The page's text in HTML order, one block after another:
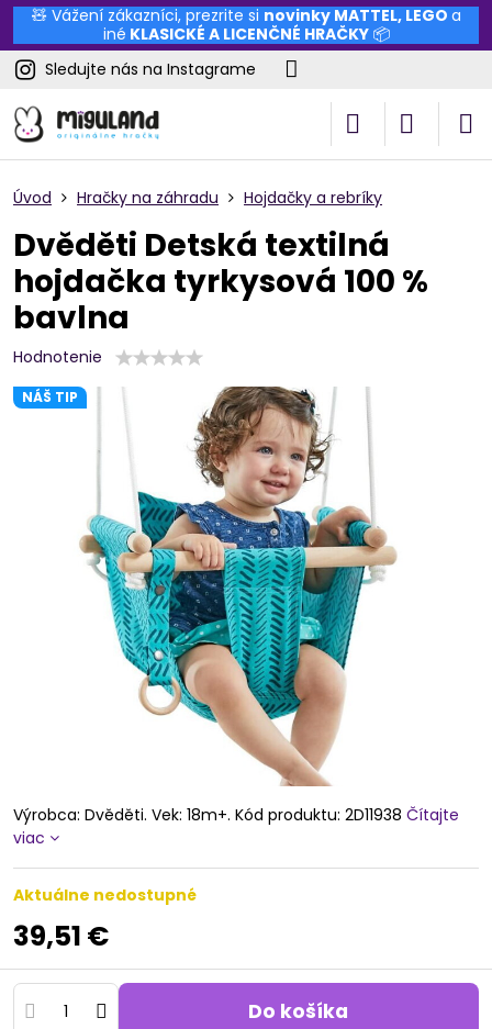
🧸 Vážení zákazníci, prezrite si novinky MATTEL, LEGO a
iné KLASICKÉ A LICENČNÉ HRAČKY📦
Sledujte nás na Instagrame
NÁŠ TIP
Úvod Hračky na záhradu Hojdačky a rebríky
Dvěděti Detská textilná
hojdačka tyrkysová 100 %
bavlna
Hodnotenie
Výrobca: Dvěděti. Vek: 18m+. Kód produktu: 2D11938 Čítajte
viac
Aktuálne nedostupné
39,51 €
Do košíka